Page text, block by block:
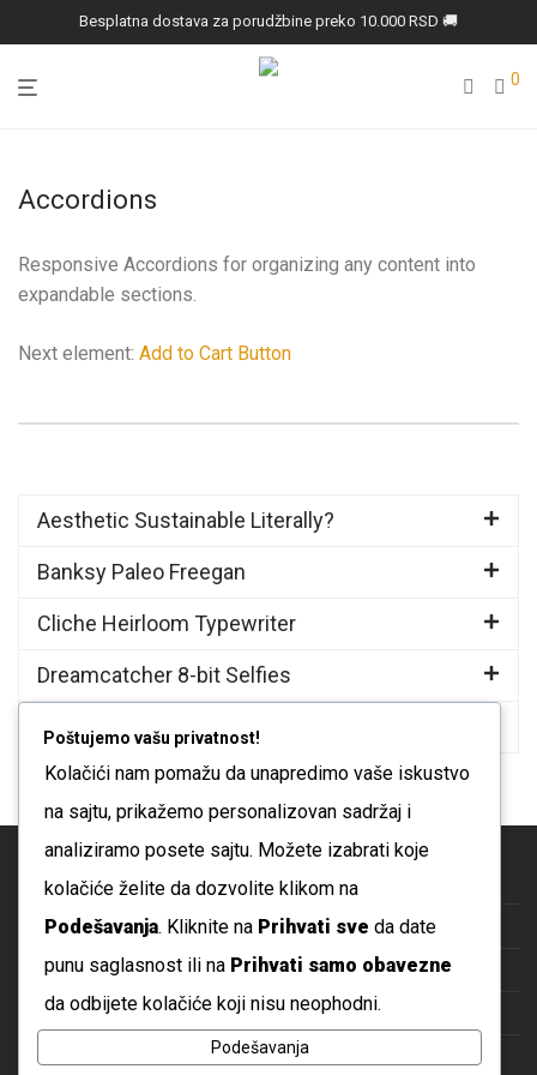
Besplatna dostava za porudžbine preko 10.000 RSD 🚚
0
Accordions
Responsive Accordions for organizing any content into
expandable sections.
Next element: Add to Cart Button
Aesthetic Sustainable Literally?
Banksy Paleo Freegan
Cliche Heirloom Typewriter
Dreamcatcher 8-bit Selfies
Ennui Intelligentsia
Blog
O nama
Česta pitanja
Kontakt
Politika privatnosti
Poštujemo vašu privatnost!
Kolačići nam pomažu da unapredimo vaše iskustvo
na sajtu, prikažemo personalizovan sadržaj i
analiziramo posete sajtu. Možete izabrati koje
kolačiće želite da dozvolite klikom na
Podešavanja. Kliknite na Prihvati sve da date
punu saglasnost ili na Prihvati samo obavezne
da odbijete kolačiće koji nisu neophodni.
Podešavanja